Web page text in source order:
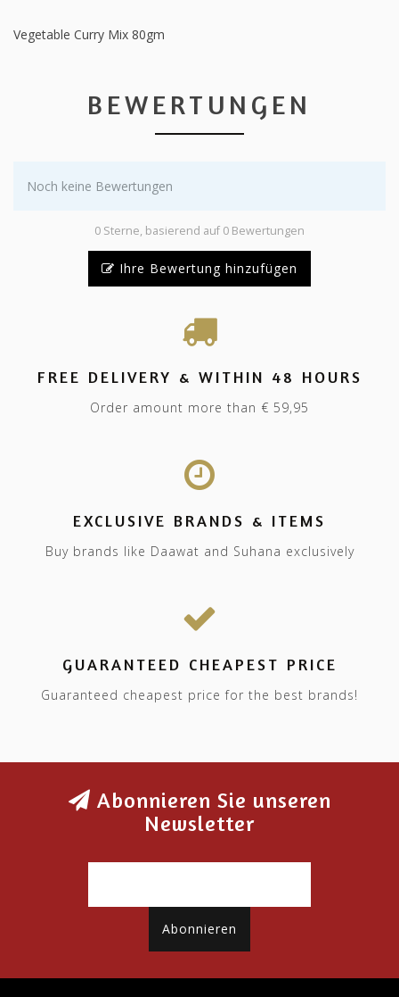
Vegetable Curry Mix 80gm
BEWERTUNGEN
Noch keine Bewertungen
0 Sterne, basierend auf 0 Bewertungen
Ihre Bewertung hinzufügen
FREE DELIVERY & WITHIN 48 HOURS
Order amount more than € 59,95
EXCLUSIVE BRANDS & ITEMS
Buy brands like Daawat and Suhana exclusively
GUARANTEED CHEAPEST PRICE
Guaranteed cheapest price for the best brands!
Abonnieren Sie unseren
Newsletter
Abonnieren